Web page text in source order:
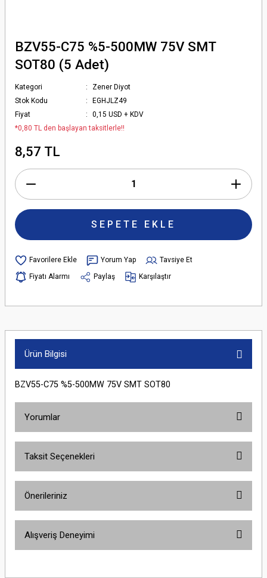
BZV55-C75 %5-500MW 75V SMT
SOT80 (5 Adet)
Kategori
Zener Diyot
Stok Kodu
EGHJLZ49
Fiyat
0,15 USD + KDV
*0,80 TL den başlayan taksitlerle!!
8,57 TL
SEPETE EKLE
Yorum Yap
Tavsiye Et
Fiyatı Alarmı
Paylaş Karşılaştır
Ürün Bilgisi
BZV55-C75 %5-500MW 75V SMT SOT80
Yorumlar
Taksit Seçenekleri
Önerileriniz
yetersiz gördüğünüz noktaları öneri formunu kullanarak tarafımıza
Alışveriş Deneyimi